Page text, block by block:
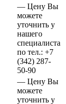
— Цену Вы
можете
уточнить у
нашего
специалиста
по тел.: +7
(342) 287-
50-90
— Цену Вы
можете
уточнить у